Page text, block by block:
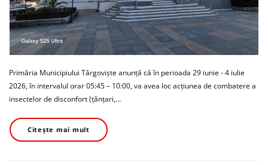
Primăria Municipiului Târgoviște anunță că în perioada 29 iunie - 4 iulie
2026, în intervalul orar 05:45 – 10:00, va avea loc acțiunea de combatere a
insectelor de disconfort (țânțari,…
Citește mai mult